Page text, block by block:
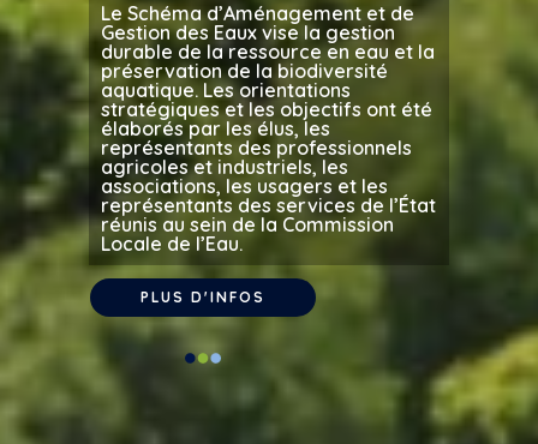
Le Schéma d’Aménagement et de
Gestion des Eaux vise la gestion
durable de la ressource en eau et la
préservation de la biodiversité
aquatique. Les orientations
stratégiques et les objectifs ont été
élaborés par les élus, les
représentants des professionnels
agricoles et industriels, les
associations, les usagers et les
représentants des services de l’État
réunis au sein de la Commission
Locale de l’Eau.
PLUS D'INFOS